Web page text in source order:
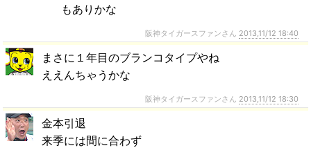
もありかな
阪神タイガースファンさん 2013,11/12 18:40
まさに１年目のブランコタイプやね
ええんちゃうかな
阪神タイガースファンさん 2013,11/12 18:30
金本引退
来季には間に合わず